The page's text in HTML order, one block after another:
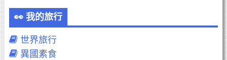
我的旅行
世界旅行
異國素食